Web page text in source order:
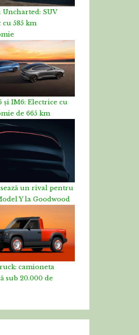
Uncharted: SUV
cu 585 km
și IM6: Electrice cu
de 665 km
un rival pentru
Y la Goodwood
camioneta
sub 20.000 de